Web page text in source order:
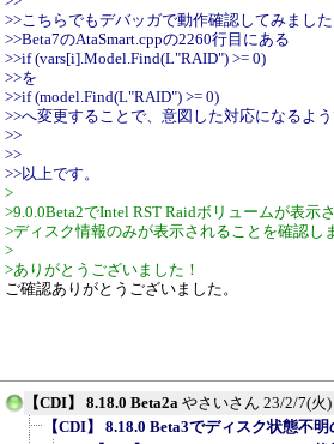
>>こちらでもデバッガで動作確認してみました
>>Beta7のAtaSmart.cppの2260行目にある
>>if (vars[i].Model.Find(L"RAID") >= 0)
>>を
>>if (model.Find(L"RAID") >= 0)
>>へ変更することで、意図した対応になるよう
>>
>>
>>以上です。
>
>9.0.0Beta2でIntel RST Raidボリュームが表示
>ディスク情報のみが表示されることを確認し
>
>ありがとうございました！
ご確認ありがとうございました。
【CDI】 8.18.0 Beta2a やさいさん 23/2/7(火)
【CDI】 8.18.0 Beta3でディスク状態不明